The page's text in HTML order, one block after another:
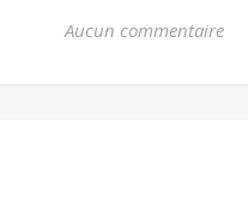
Aucun commentaire